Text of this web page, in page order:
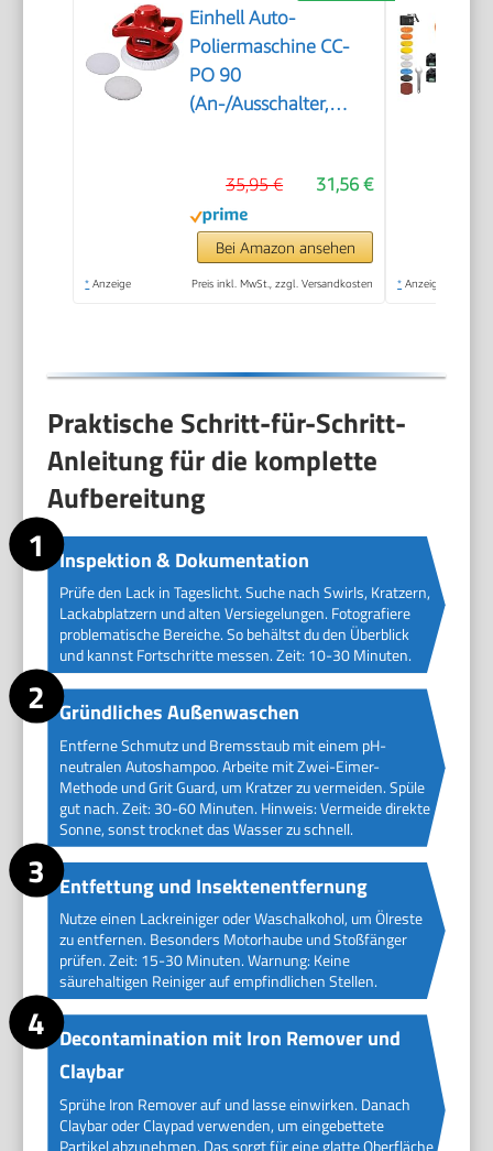
Einhell Auto-
Poliermaschine CC-
PO 90
(An-/Ausschalter,
und Synthetik-
Polierhaube inklusive)
31,56 €
35,95 €
Bei Amazon ansehen
* Anzeige Preis inkl. MwSt., zzgl. Versandkosten * Anzeige
Praktische Schritt-für-Schritt-
Anleitung für die komplette
Aufbereitung
Inspektion & Dokumentation
Prüfe den Lack in Tageslicht. Suche nach Swirls, Kratzern,
Lackabplatzern und alten Versiegelungen. Fotografiere
problematische Bereiche. So behältst du den Überblick
und kannst Fortschritte messen. Zeit: 10-30 Minuten.
Gründliches Außenwaschen
Entferne Schmutz und Bremsstaub mit einem pH-
neutralen Autoshampoo. Arbeite mit Zwei-Eimer-
Methode und Grit Guard, um Kratzer zu vermeiden. Spüle
gut nach. Zeit: 30-60 Minuten. Hinweis: Vermeide direkte
Sonne, sonst trocknet das Wasser zu schnell.
Entfettung und Insektenentfernung
Nutze einen Lackreiniger oder Waschalkohol, um Ölreste
zu entfernen. Besonders Motorhaube und Stoßfänger
prüfen. Zeit: 15-30 Minuten. Warnung: Keine
säurehaltigen Reiniger auf empfindlichen Stellen.
Decontamination mit Iron Remover und
Claybar
Sprühe Iron Remover auf und lasse einwirken. Danach
Claybar oder Claypad verwenden, um eingebettete
Partikel abzunehmen. Das sorgt für eine glatte Oberfläche